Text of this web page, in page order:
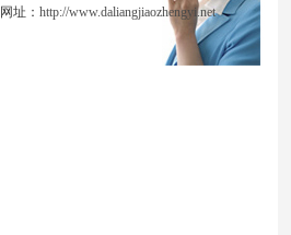
网址： http://www.daliangjiaozhengyi.net